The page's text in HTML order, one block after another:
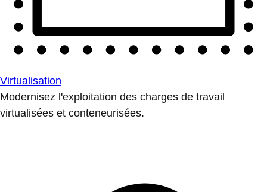
Virtualisation
Modernisez l'exploitation des charges de travail
virtualisées et conteneurisées.